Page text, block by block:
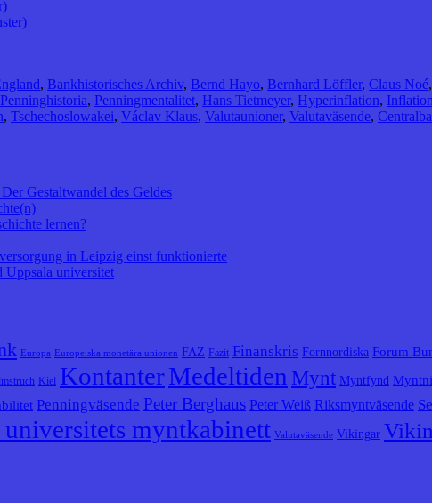
, Bankhistorisches Archiv, Bernd Hayo, Bernhard Löffler, Claus Noé,
Penninghistoria, Penningmentalitet, Hans Tietmeyer, Hyperinflation, Inflation
, Tschechoslowakei, Václav Klaus, Valutaunioner, Valutaväsende,
Gestaltwandel des Geldes
lernen?
in Leipzig einst funktionierte
Uppsala universitet
Europa Europeiska monetära unionen FAZ Fazit Finanskris Fornnordiska Forum
Kiel KontanterMedeltiden Mynt Myntfynd
Penningväsende Peter Berghaus Peter Weiß Riksmyntväsende
universitets myntkabinett Valutaväsende Vikingar